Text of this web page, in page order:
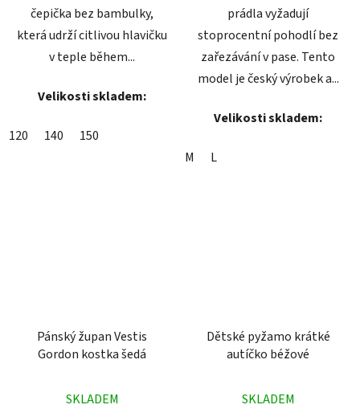
čepička bez bambulky,
která udrží citlivou hlavičku
v teple během...
Velikosti skladem:
120 140 150
prádla vyžadují
stoprocentní pohodlí bez
zařezávání v pase. Tento
model je český výrobek a...
Velikosti skladem:
M L
Pánský župan Vestis
Gordon kostka šedá
hodnocení
SKLADEM
Dětské pyžamo krátké
autíčko béžové
hodnocení
SKLADEM